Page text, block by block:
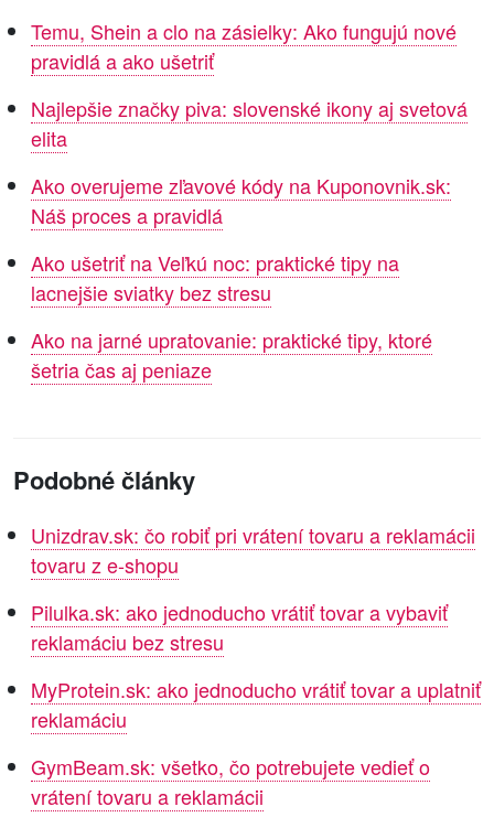
Temu, Shein a clo na zásielky: Ako fungujú nové
pravidlá a ako ušetriť
Najlepšie značky piva: slovenské ikony aj svetová
elita
Ako overujeme zľavové kódy na Kuponovnik.sk:
Náš proces a pravidlá
Ako ušetriť na Veľkú noc: praktické tipy na
lacnejšie sviatky bez stresu
Ako na jarné upratovanie: praktické tipy, ktoré
šetria čas aj peniaze
Podobné články
Unizdrav.sk: čo robiť pri vrátení tovaru a reklamácii
tovaru z e-shopu
Pilulka.sk: ako jednoducho vrátiť tovar a vybaviť
reklamáciu bez stresu
MyProtein.sk: ako jednoducho vrátiť tovar a uplatniť
reklamáciu
GymBeam.sk: všetko, čo potrebujete vedieť o
vrátení tovaru a reklamácii